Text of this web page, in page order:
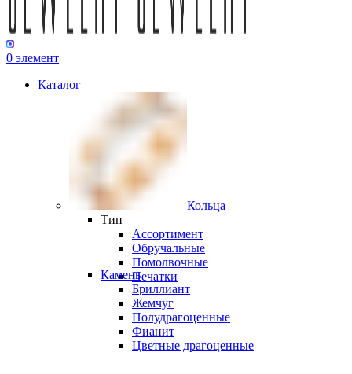
0 элемент
Каталог
Кольца
Тип
Ассортимент
Обручальные
Помолвочные
Печатки
Камень
Бриллиант
Жемчуг
Полудрагоценные
Фианит
Цветные драгоценные